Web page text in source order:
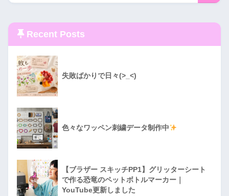
Recent Posts
失敗ばかりで日々(>_<)
色々なワッペン刺繍データ制作中
【ブラザー スキッチPP1】グリッターシート
で作る恐竜のペットボトルマーカー｜
YouTube更新しました